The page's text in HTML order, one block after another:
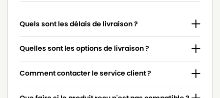
GOBLIN
GOBLIN 8702
GOBLIN
GOBLIN 950.53
GOBLIN
GOBLIN 9505
Quels sont les délais de livraison ?
Quelles sont les options de livraison ?
Comment contacter le service client ?